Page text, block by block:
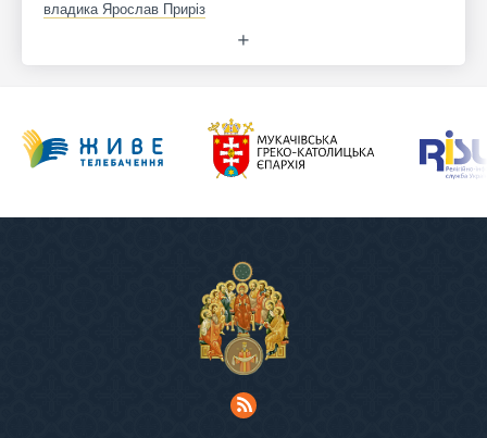
владика Ярослав Приріз